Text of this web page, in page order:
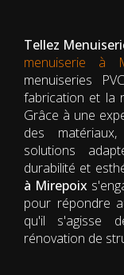
Tellez
menuiserie à
menuiseries
fabrication et la
Grâce à une
des matériaux,
solutions
durabilité et
à Mirepoix
pour répondre
qu'il s'agisse
rénovation de